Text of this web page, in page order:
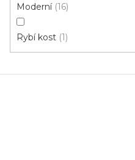
Moderní 16
Rybí kost 1